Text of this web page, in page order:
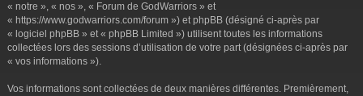
« notre », « nos », « Forum de GodWarriors » et
« https://www.godwarriors.com/forum ») et phpBB (désigné ci-après par
« logiciel phpBB » et « phpBB Limited ») utilisent toutes les informations
collectées lors des sessions d’utilisation de votre part (désignées ci-après par
« vos informations »).
Vos informations sont collectées de deux manières différentes. Premièrement,